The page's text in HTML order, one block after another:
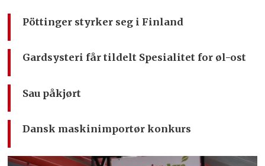
Pöttinger styrker seg i Finland
Gardsysteri får tildelt Spesialitet for øl-ost
Sau påkjørt
Dansk maskinimportør konkurs